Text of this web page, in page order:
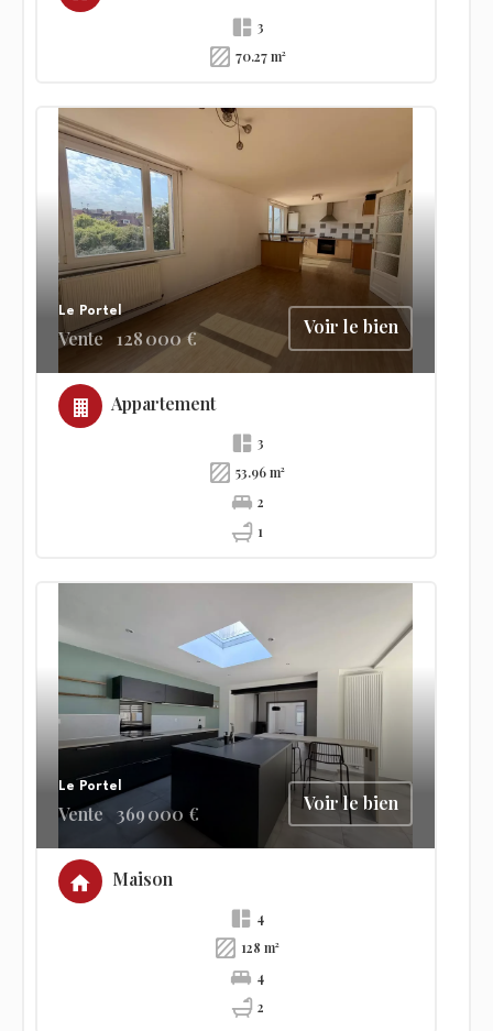
3
70.27 m²
Le Portel
Vente 128 000 € Voir le bien
Appartement
3
53.96 m²
2
1
Le Portel
Vente 369 000 € Voir le bien
Maison
4
128 m²
4
2